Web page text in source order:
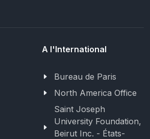
A l'International
Bureau de Paris
North America Office
Saint Joseph
University Foundation,
Beirut Inc. - États-